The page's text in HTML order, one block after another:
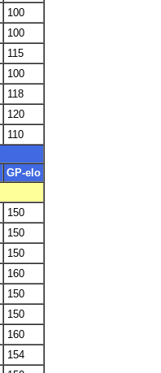
100
100
115
100
118
120
110
GP-elo
150
150
150
160
150
150
160
154